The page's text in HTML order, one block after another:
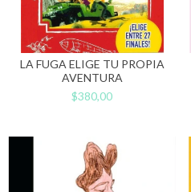
LA FUGA ELIGE TU PROPIA
AVENTURA
$380,00